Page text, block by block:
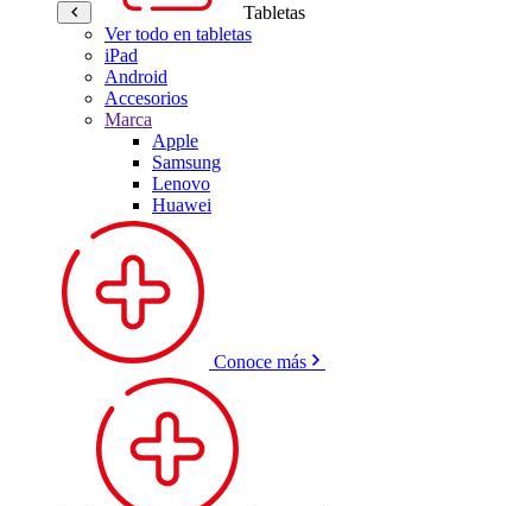
Tabletas
Ver todo en tabletas
iPad
Android
Accesorios
Marca
Apple
Samsung
Lenovo
Huawei
Conoce más